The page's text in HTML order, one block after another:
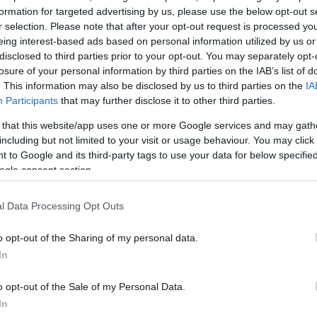
for targeted advertising by us, please use the below opt-out
selection. Please note that after your opt-out request is processed
interest-based ads based on personal information utilized by us
to third parties prior to your opt-out. You may separately
of your personal information by third parties on the IAB’s list of
This information may also be disclosed by us to third parties on the
Participants that may further disclose it to other third parties.
that this website/app uses one or more Google services and may
but not limited to your visit or usage behaviour. You may
to Google and its third-party tags to use your data for below
consent section.
Data Processing Opt Outs
opt-out of the Sharing of my personal data.
opt-out of the Sale of my Personal Data.
το καλό πλεονέκτημα του να καθόμαστε εδώ
πληροφορίες που εσείς δεν θα λαμβάνατε»,
αυτά που έχουμε και αυτά που θα δείξουμε τις
δεν πρόκειται καν να τα πιστέψετε. Μερικοί από
CNN θα τα πιστέψει επειδή ήξερε τι συνέβαινε.
στοχοποίησε συγκεκριμένα την 34χρονη
στην αίθουσα.
πολύ διεφθαρμένος οργανισμός, με μια
κύριο ανταποκριτή του CNN στον Λευκό Οίκο.
όμορφη γυναίκα [που] δεν χαμογελάει ποτέ. Δεν
το πρόσωπό της. Τη βλέπω να στέκεται εκεί με